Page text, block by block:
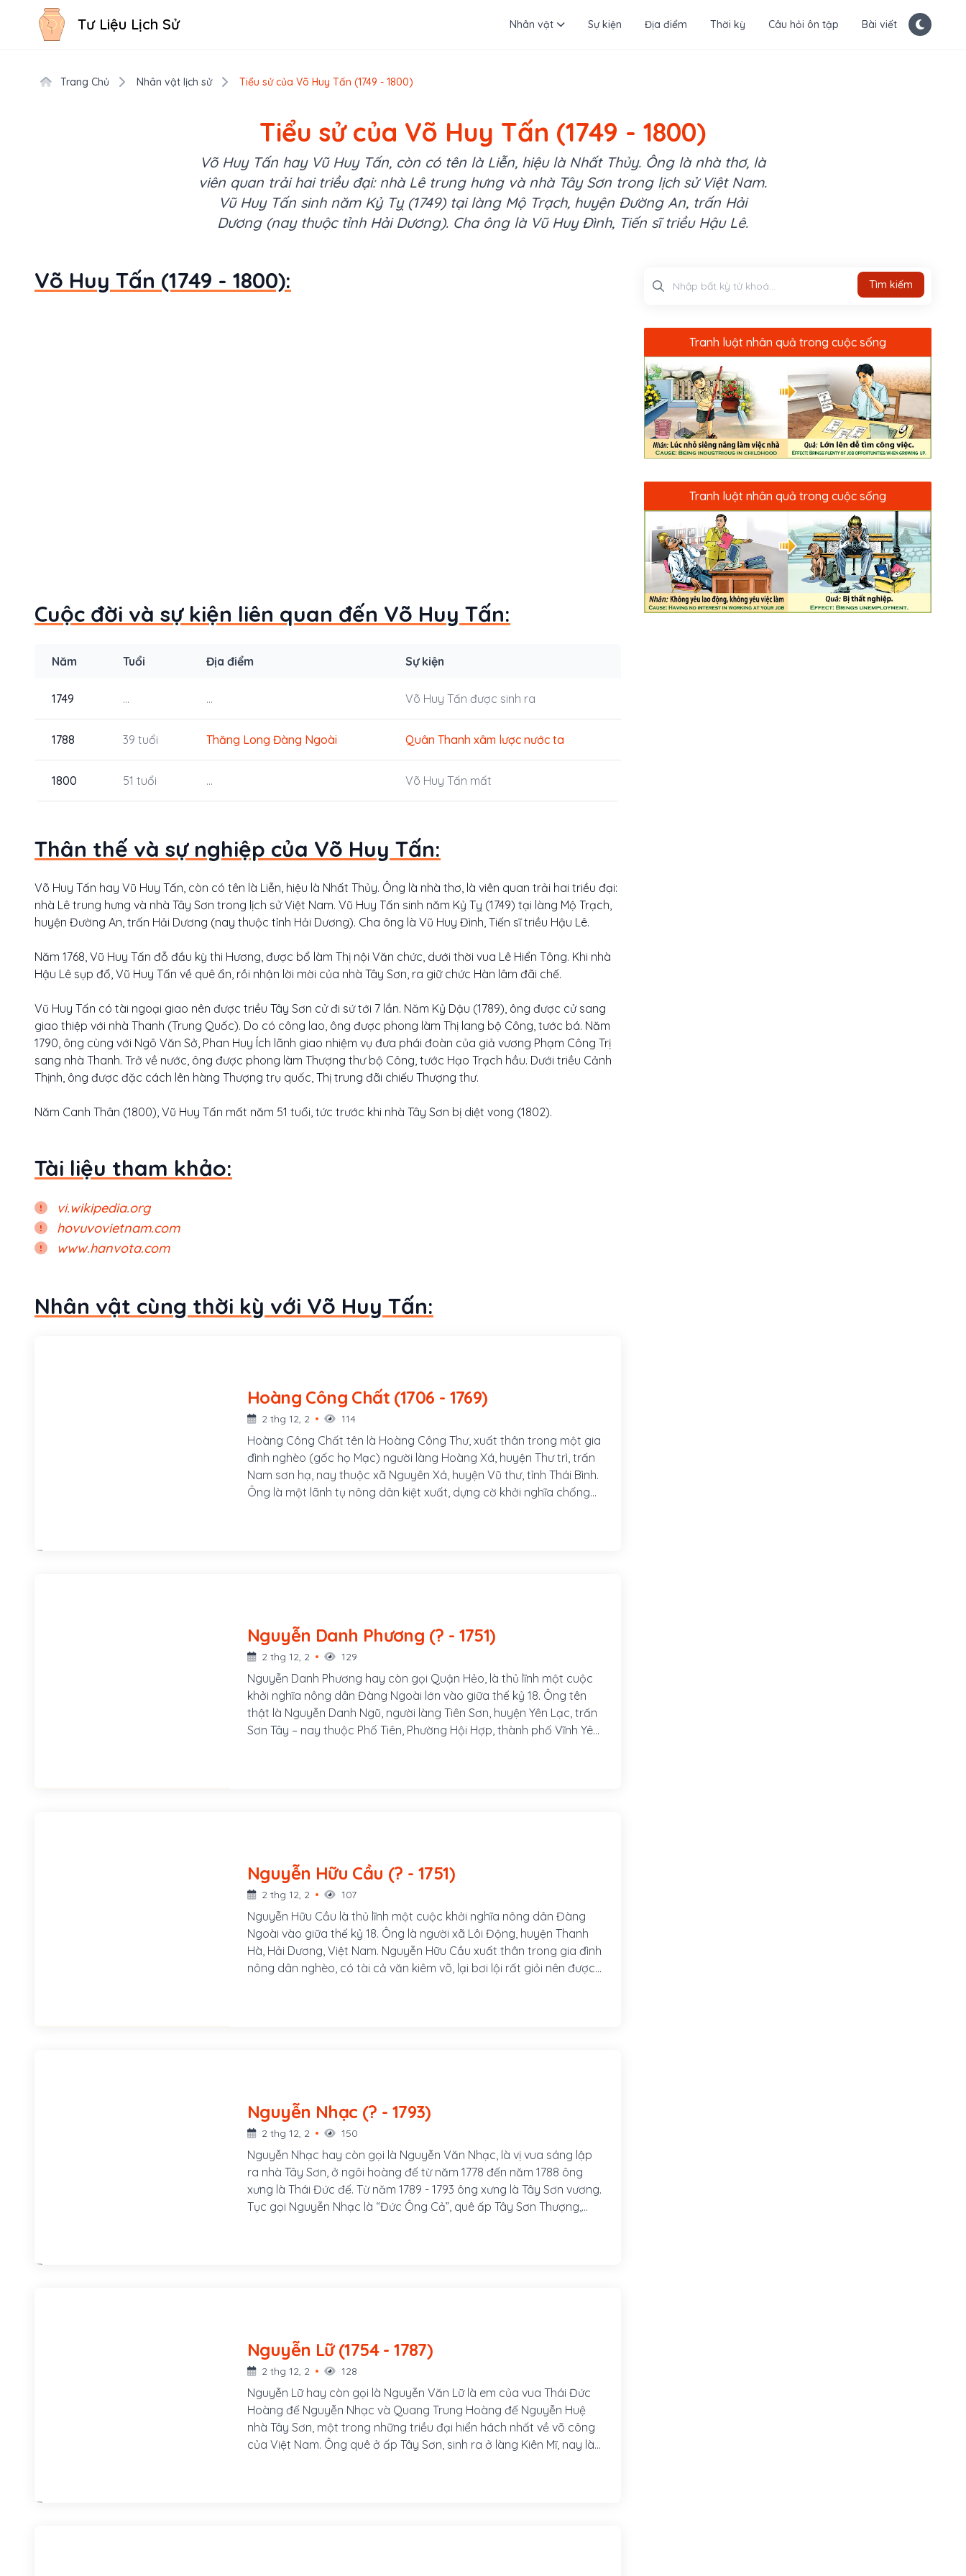
Tư Liệu Lịch Sử Nhân vật Sự kiện Địa điểm Thời kỳ Câu hỏi ôn tập Bài viết
Trang Chủ Nhân vật lịch sử Tiểu sử của Võ Huy Tấn (1749 - 1800)
Tiểu sử của Võ Huy Tấn (1749 - 1800)
Võ Huy Tấn hay Vũ Huy Tấn, còn có tên là Liễn, hiệu là Nhất Thủy. Ông là nhà thơ, là
viên quan trải hai triều đại: nhà Lê trung hưng và nhà Tây Sơn trong lịch sử Việt Nam.
Vũ Huy Tấn sinh năm Kỷ Tỵ (1749) tại làng Mộ Trạch, huyện Đường An, trấn Hải
Dương (nay thuộc tỉnh Hải Dương). Cha ông là Vũ Huy Đình, Tiến sĩ triều Hậu Lê.
Võ Huy Tấn (1749 - 1800):
Cuộc đời và sự kiện liên quan đến Võ Huy Tấn:
Năm Tuổi Địa điểm Sự kiện
1749 ... ... Võ Huy Tấn được sinh ra
1788 39 tuổi Thăng Long Đàng Ngoài Quân Thanh xâm lược nước ta
1800 51 tuổi ... Võ Huy Tấn mất
Thân thế và sự nghiệp của Võ Huy Tấn:
Võ Huy Tấn hay Vũ Huy Tấn, còn có tên là Liễn, hiệu là Nhất Thủy. Ông là nhà thơ, là viên quan trải hai triều đại:
nhà Lê trung hưng và nhà Tây Sơn trong lịch sử Việt Nam. Vũ Huy Tấn sinh năm Kỷ Tỵ (1749) tại làng Mộ Trạch,
huyện Đường An, trấn Hải Dương (nay thuộc tỉnh Hải Dương). Cha ông là Vũ Huy Đình, Tiến sĩ triều Hậu Lê.
Năm 1768, Vũ Huy Tấn đỗ đầu kỳ thi Hương, được bổ làm Thị nội Văn chức, dưới thời vua Lê Hiển Tông. Khi nhà
Hậu Lê sụp đổ, Vũ Huy Tấn về quê ẩn, rồi nhận lời mời của nhà Tây Sơn, ra giữ chức Hàn lâm đãi chế.
Vũ Huy Tấn có tài ngoại giao nên được triều Tây Sơn cử đi sứ tới 7 lần. Năm Kỷ Dậu (1789), ông được cử sang
giao thiệp với nhà Thanh (Trung Quốc). Do có công lao, ông được phong làm Thị lang bộ Công, tước bá. Năm
1790, ông cùng với Ngô Văn Sở, Phan Huy Ích lãnh giao nhiệm vụ đưa phái đoàn của giả vương Phạm Công Trị
sang nhà Thanh. Trở về nước, ông được phong làm Thượng thư bộ Công, tước Hạo Trạch hầu. Dưới triều Cảnh
Thịnh, ông được đặc cách lên hàng Thượng trụ quốc, Thị trung đãi chiếu Thượng thư.
Năm Canh Thân (1800), Vũ Huy Tấn mất năm 51 tuổi, tức trước khi nhà Tây Sơn bị diệt vong (1802).
Tài liệu tham khảo:
vi.wikipedia.org
hovuvovietnam.com
www.hanvota.com
Nhân vật cùng thời kỳ với Võ Huy Tấn:
Hoàng Công Chất (1706 - 1769)
2 thg 12, 2 114
Hoàng Công Chất tên là Hoàng Công Thư, xuất thân trong một gia
đình nghèo (gốc họ Mạc) người làng Hoàng Xá, huyện Thư trì, trấn
Nam sơn hạ, nay thuộc xã Nguyên Xá, huyện Vũ thư, tỉnh Thái Bình.
Ông là một lãnh tụ nông dân kiệt xuất, dựng cờ khởi nghĩa chống
Nguyễn Danh Phương (? - 1751)
2 thg 12, 2 129
Nguyễn Danh Phương hay còn gọi Quận Hẻo, là thủ lĩnh một cuộc
khởi nghĩa nông dân Đàng Ngoài lớn vào giữa thế kỷ 18. Ông tên
thật là Nguyễn Danh Ngũ, người làng Tiên Sơn, huyện Yên Lạc, trấn
Sơn Tây – nay thuộc Phố Tiên, Phường Hội Hợp, thành phố Vĩnh Yên,
Nguyễn Hữu Cầu (? - 1751)
2 thg 12, 2 107
Nguyễn Hữu Cầu là thủ lĩnh một cuộc khởi nghĩa nông dân Đàng
Ngoài vào giữa thế kỷ 18. Ông là người xã Lôi Động, huyện Thanh
Hà, Hải Dương, Việt Nam. Nguyễn Hữu Cầu xuất thân trong gia đình
nông dân nghèo, có tài cả văn kiêm võ, lại bơi lội rất giỏi nên được
Nguyễn Nhạc (? - 1793)
2 thg 12, 2 150
Nguyễn Nhạc hay còn gọi là Nguyễn Văn Nhạc, là vị vua sáng lập
ra nhà Tây Sơn, ở ngôi hoàng đế từ năm 1778 đến năm 1788 ông
xưng là Thái Đức đế. Từ năm 1789 - 1793 ông xưng là Tây Sơn vương.
Tục gọi Nguyễn Nhạc là “Đức Ông Cả”, quê ấp Tây Sơn Thượng,
Nguyễn Lữ (1754 - 1787)
2 thg 12, 2 128
Nguyễn Lữ hay còn gọi là Nguyễn Văn Lữ là em của vua Thái Đức
Hoàng đế Nguyễn Nhạc và Quang Trung Hoàng đế Nguyễn Huệ
nhà Tây Sơn, một trong những triều đại hiển hách nhất về võ công
của Việt Nam. Ông quê ở ấp Tây Sơn, sinh ra ở làng Kiên Mĩ, nay là
Tìm kiếm
Tranh luật nhân quả trong cuộc sống
Tranh luật nhân quả trong cuộc sống